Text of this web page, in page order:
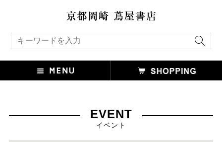
EVENT
イベント